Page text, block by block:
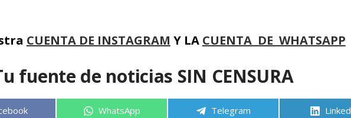
CUENTA DE INSTAGRAM Y LA CUENTA DE WHATSAPP
fuente de noticias SIN CENSURA
Compartir
WhatsApp Compartir
Telegram